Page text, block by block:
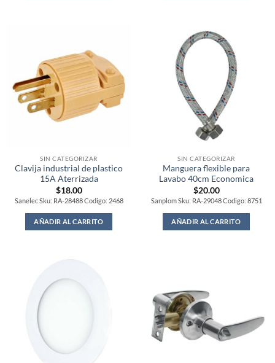
SIN CATEGORIZAR
Clavija industrial de plastico
15A Aterrizada
$18.00
Sanelec Sku: RA-28488 Codigo: 2468
AÑADIR AL CARRITO
SIN CATEGORIZAR
Manguera flexible para
Lavabo 40cm Economica
$20.00
Sanplom Sku: RA-29048 Codigo: 8751
AÑADIR AL CARRITO